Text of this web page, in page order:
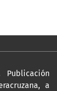
a